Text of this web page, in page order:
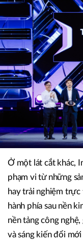
Ở một lát cắt khác,
phạm vi từ những
hay trải nghiệm trực
hành phía sau nền
nền tảng công
và sáng kiến đổi